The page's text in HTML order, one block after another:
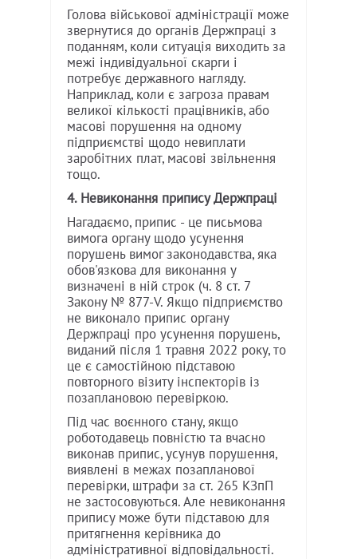
Голова військової адміністрації може
звернутися до органів Держпраці з
поданням, коли ситуація виходить за
межі індивідуальної скарги і
потребує державного нагляду.
Наприклад, коли є загроза правам
великої кількості працівників, або
масові порушення на одному
підприємстві щодо невиплати
заробітних плат, масові звільнення
тощо.
4. Невиконання припису Держпраці
Нагадаємо, припис - це письмова
вимога органу щодо усунення
порушень вимог законодавства, яка
обов'язкова для виконання у
визначені в ній строк (ч. 8 ст. 7
Закону № 877-V. Якщо підприємство
не виконало припис органу
Держпраці про усунення порушень,
виданий після 1 травня 2022 року, то
це є самостійною підставою
повторного візиту інспекторів із
позаплановою перевіркою.
Під час воєнного стану, якщо
роботодавець повністю та вчасно
виконав припис, усунув порушення,
виявлені в межах позапланової
перевірки, штрафи за ст. 265 КЗпП
не застосовуються. Але невиконання
припису може бути підставою для
притягнення керівника до
адміністративної відповідальності.